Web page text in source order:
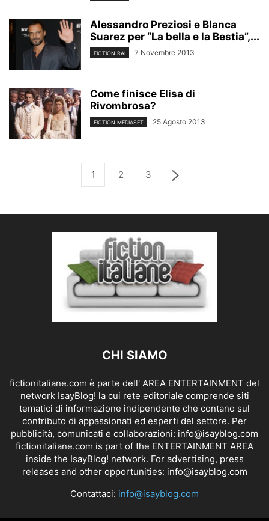
Alessandro Preziosi e Blanca
Suarez per “La bella e la Bestia”,...
FICTION RAI 7 Novembre 2013
Come finisce Elisa di
Rivombrosa?
FICTION MEDIASET 25 Agosto 2013
1 2 3
CHI SIAMO
fictionitaliane.com è parte dell' AREA ENTERTAINMENT del
network IsayBlog! la cui rete editoriale comprende siti
tematici di informazione indipendente che contano sul
contributo di appassionati ed esperti del settore. Per
pubblicità, comunicati e collaborazioni: info@isayblog.com
fictionitaliane.com is part of the ENTERTAINMENT AREA
inside the IsayBlog! network. For advertising, press
releases and other opportunities: info@isayblog.com
Contattaci: info@isayblog.com